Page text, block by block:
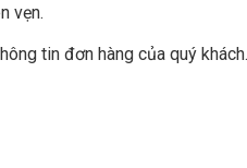
vẹn.
tin đơn hàng của quý khách.